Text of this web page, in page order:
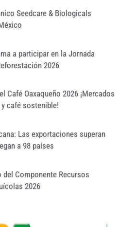
Seedcare & Biologicals
a participar en la Jornada
2026
Café Oaxaqueño 2026 ¡Mercados
café sostenible!
Las exportaciones superan
a 98 países
del Componente Recursos
2026